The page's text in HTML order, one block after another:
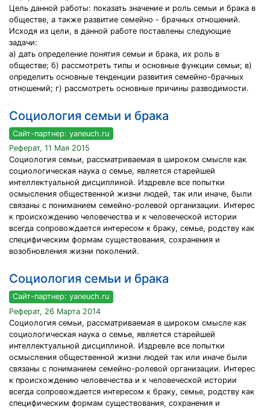
Цель данной работы: показать значение и роль семьи и брака в
обществе, а также развитие семейно - брачных отношений.
Исходя из цели, в данной работе поставлены следующие
задачи:
а) дать определение понятия семьи и брака, их роль в
обществе; б) рассмотреть типы и основные функции семьи; в)
определить основные тенденции развития семейно-брачных
отношений; г) рассмотреть основные причины разводимости.
Социология семьи и брака
Сайт-партнер: yaneuch.ru
Реферат, 11 Мая 2015
Социология семьи, рассматриваемая в широком смысле как
социологическая наука о семье, является старейшей
интеллектуальной дисциплиной. Издревле все попытки
осмысления общественной жизни людей, так или иначе, были
связаны с пониманием семейно-ролевой организации. Интерес
к происхождению человечества и к человеческой истории
всегда сопровождается интересом к браку, семье, родству как
специфическим формам существования, сохранения и
возобновления жизни поколений.
Социология семьи и брака
Сайт-партнер: yaneuch.ru
Реферат, 26 Марта 2014
Социология семьи, рассматриваемая в широком смысле как
социологическая наука о семье, является старейшей
интеллектуальной дисциплиной. Издревле все попытки
осмысления общественной жизни людей так или иначе были
связаны с пониманием семейно-ролевой организации. Интерес
к происхождению человечества и к человеческой истории
всегда сопровождается интересом к браку, семье, родству как
специфическим формам существования, сохранения и